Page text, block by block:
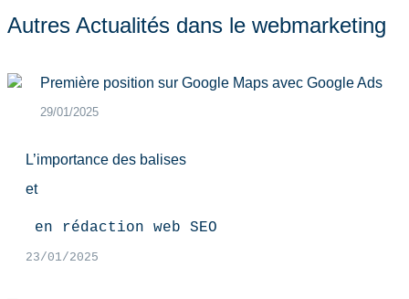
Autres Actualités dans le webmarketing
Première position sur Google Maps avec Google Ads
29/01/2025
L’importance des balises
et
en rédaction web SEO
23/01/2025